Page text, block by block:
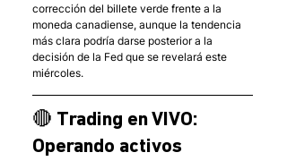
corrección del billete verde frente a la
moneda canadiense, aunque la tendencia
más clara podría darse posterior a la
decisión de la Fed que se revelará este
miércoles.
🔴 Trading en VIVO:
Operando activos